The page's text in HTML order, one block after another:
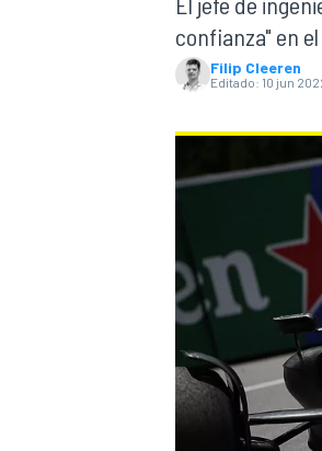
MOTOGP
confianza" en
Filip Cleeren
Editado: 10 jun